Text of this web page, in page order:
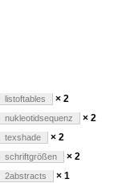
listoftables × 2
nukleotidsequenz × 2
texshade × 2
schriftgrößen × 2
2abstracts × 1